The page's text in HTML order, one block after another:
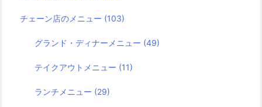
チェーン店のメニュー (103)
グランド・ディナーメニュー (49)
テイクアウトメニュー (11)
ランチメニュー (29)